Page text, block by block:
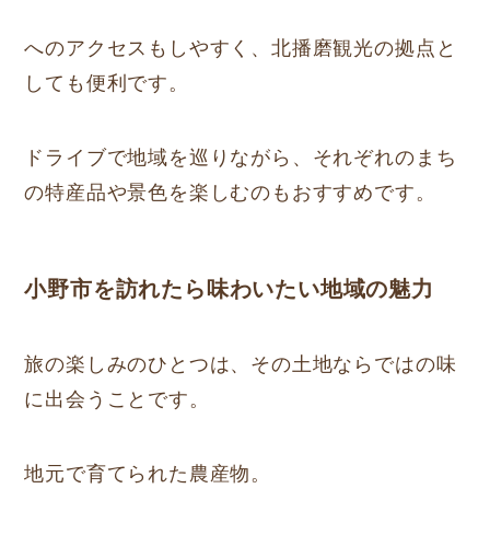
へのアクセスもしやすく、北播磨観光の拠点と
しても便利です。
ドライブで地域を巡りながら、それぞれのまち
の特産品や景色を楽しむのもおすすめです。
小野市を訪れたら味わいたい地域の魅力
旅の楽しみのひとつは、その土地ならではの味
に出会うことです。
地元で育てられた農産物。